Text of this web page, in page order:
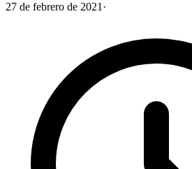
27 de febrero de 2021 ·